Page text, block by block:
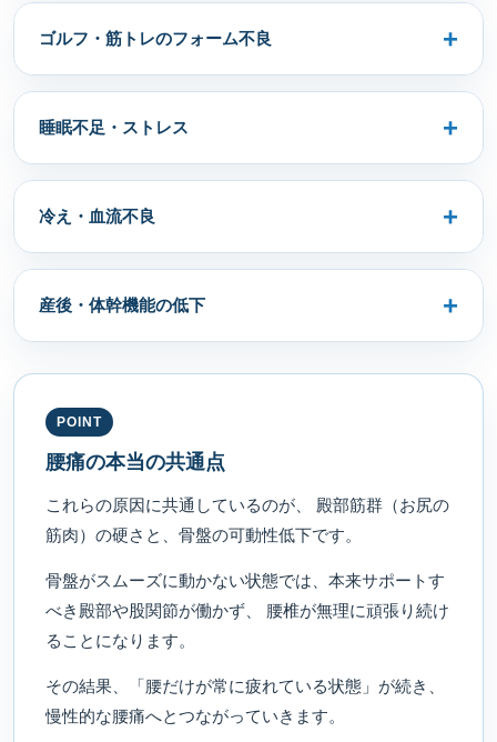
ゴルフ・筋トレのフォーム不良
睡眠不足・ストレス
冷え・血流不良
産後・体幹機能の低下
POINT
腰痛の本当の共通点
これらの原因に共通しているのが、 殿部筋群（お尻の
筋肉）の硬さと、骨盤の可動性低下です。
骨盤がスムーズに動かない状態では、本来サポートす
べき殿部や股関節が働かず、 腰椎が無理に頑張り続け
ることになります。
その結果、「腰だけが常に疲れている状態」が続き、
慢性的な腰痛へとつながっていきます。